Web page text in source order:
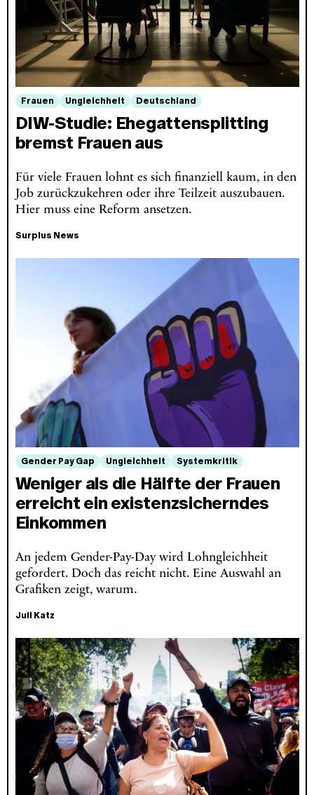
Frauen Ungleichheit Deutschland
DIW-Studie: Ehegattensplitting
bremst Frauen aus
Für viele Frauen lohnt es sich finanziell kaum, in den
Job zurückzukehren oder ihre Teilzeit auszubauen.
Hier muss eine Reform ansetzen.
Surplus News
Gender Pay Gap Ungleichheit Systemkritik
Weniger als die Hälfte der Frauen
erreicht ein existenzsicherndes
Einkommen
An jedem Gender-Pay-Day wird Lohngleichheit
gefordert. Doch das reicht nicht. Eine Auswahl an
Grafiken zeigt, warum.
Juli Katz